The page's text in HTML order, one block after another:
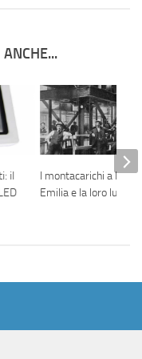
il
I montacarichi a
Emilia e la loro lunga